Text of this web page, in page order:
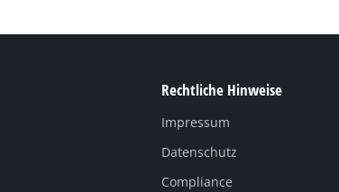
Rechtliche Hinweise
Impressum
Datenschutz
Compliance